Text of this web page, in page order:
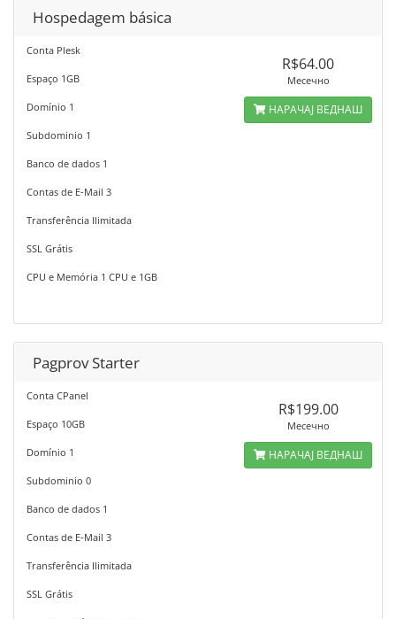
Hospedagem básica
Conta Plesk
Espaço 1GB
Domínio 1
Subdominio 1
Banco de dados 1
Contas de E-Mail 3
Transferência Ilimitada
SSL Grátis
CPU e Memória 1 CPU e 1GB
R$64.00
Месечно
НАРАЧАЈ ВЕДНАШ
Pagprov Starter
Conta CPanel
Espaço 10GB
Domínio 1
Subdominio 0
Banco de dados 1
Contas de E-Mail 3
Transferência Ilimitada
SSL Grátis
R$199.00
Месечно
НАРАЧАЈ ВЕДНАШ